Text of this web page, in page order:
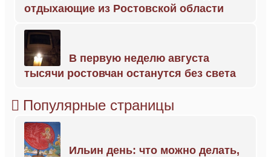
отдыхающие из Ростовской области
В первую неделю августа
тысячи ростовчан останутся без света
Популярные страницы
Ильин день: что можно делать,